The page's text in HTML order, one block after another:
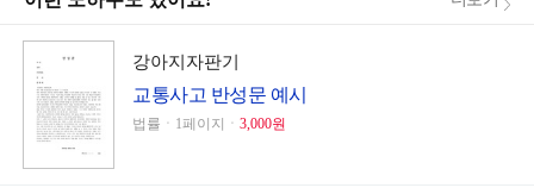
강아지자판기
교통사고 반성문 예시
법률ㆍ1페이지ㆍ 3,000원